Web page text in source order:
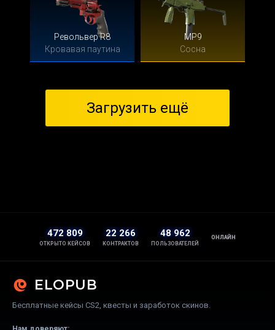
Револьвер R8
Кровавая паутина
MP9
Сосна
Загрузить ещё
472 809
ОТКРЫТО КЕЙСОВ
22 266
КОНТРАКТОВ
48 962
ПОЛЬЗОВАТЕЛЕЙ
ОНЛАЙН
ELOPUB
Бесплатные кейсы CS2, квесты и заработок скинов.